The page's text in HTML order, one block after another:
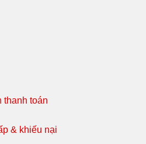
thanh toán
& khiếu nại